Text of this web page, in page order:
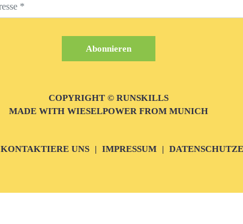
COPYRIGHT © RUNSKILLS
MADE WITH WIESELPOWER FROM MUNICH
KONTAKTIERE UNS IMPRESSUM